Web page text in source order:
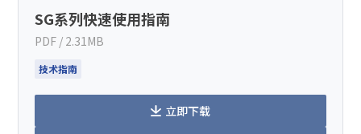
SG系列快速使用指南
PDF / 2.31MB
技术指南
立即下载